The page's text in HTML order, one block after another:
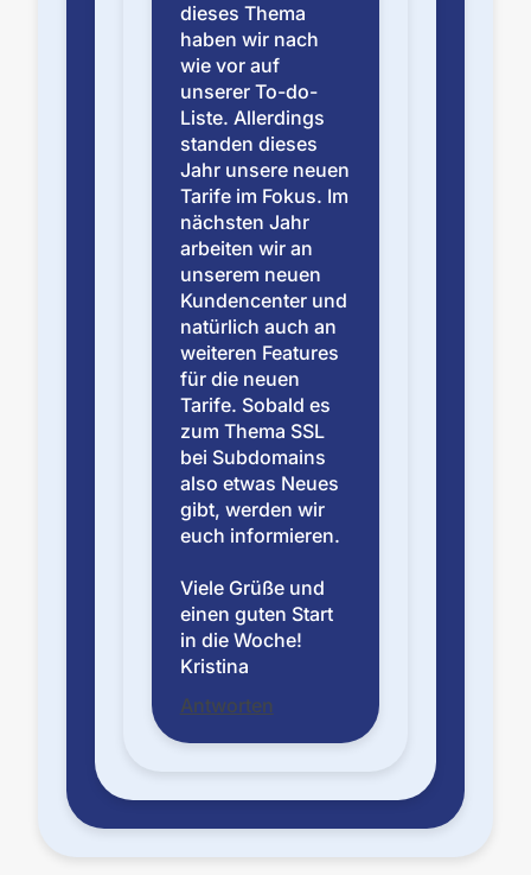
dieses Thema
haben wir nach
wie vor auf
unserer To-do-
Liste. Allerdings
standen dieses
Jahr unsere neuen
Tarife im Fokus. Im
nächsten Jahr
arbeiten wir an
unserem neuen
Kundencenter und
natürlich auch an
weiteren Features
für die neuen
Tarife. Sobald es
zum Thema SSL
bei Subdomains
also etwas Neues
gibt, werden wir
euch informieren.
Viele Grüße und
einen guten Start
in die Woche!
Kristina
Antworten